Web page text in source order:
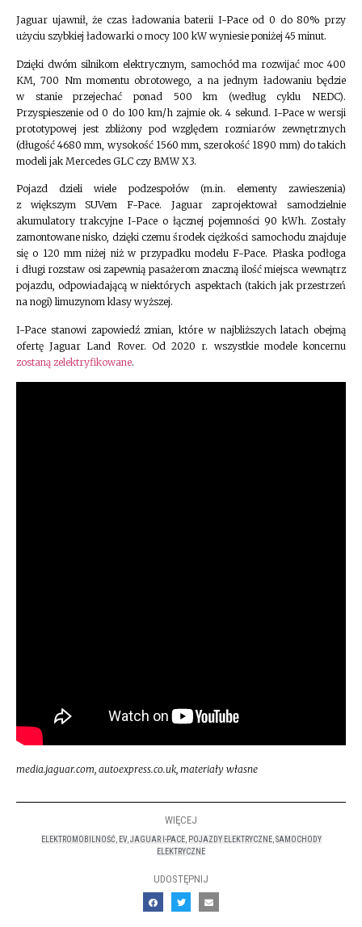
Jaguar ujawnił, że czas ładowania baterii I-Pace od 0 do 80% przy
użyciu szybkiej ładowarki o mocy 100 kW wyniesie poniżej 45 minut.
Dzięki dwóm silnikom elektrycznym, samochód ma rozwijać moc 400
KM, 700 Nm momentu obrotowego, a na jednym ładowaniu będzie
w stanie przejechać ponad 500 km (według cyklu NEDC).
Przyspieszenie od 0 do 100 km/h zajmie ok. 4 sekund. I-Pace w wersji
prototypowej jest zbliżony pod względem rozmiarów zewnętrznych
(długość 4680 mm, wysokość 1560 mm, szerokość 1890 mm) do takich
modeli jak Mercedes GLC czy BMW X3.
Pojazd dzieli wiele podzespołów (m.in. elementy zawieszenia)
z większym SUVem F-Pace. Jaguar zaprojektował samodzielnie
akumulatory trakcyjne I-Pace o łącznej pojemności 90 kWh. Zostały
zamontowane nisko, dzięki czemu środek ciężkości samochodu znajduje
się o 120 mm niżej niż w przypadku modelu F-Pace. Płaska podłoga
i długi rozstaw osi zapewnią pasażerom znaczną ilość miejsca wewnątrz
pojazdu, odpowiadającą w niektórych aspektach (takich jak przestrzeń
na nogi) limuzynom klasy wyższej.
I-Pace stanowi zapowiedź zmian, które w najbliższych latach obejmą
ofertę Jaguar Land Rover. Od 2020 r. wszystkie modele koncernu
zostaną zelektryfikowane.
media.jaguar.com, autoexpress.co.uk, materiały własne
WIĘCEJ
ELEKTROMOBILNOŚĆ EV, JAGUAR I-PACE, POJAZDY ELEKTRYCZNE, SAMOCHODY
ELEKTRYCZNE
UDOSTĘPNIJ